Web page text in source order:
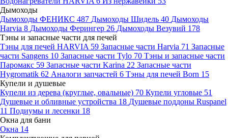
Дымоходы
Дымоходы ФЕНИКС 487 Дымоходы Шидель 40 Дымоходы
Harvia 8 Дымоходы Ферингер 26 Дымоходы Везувий 178
Тэны и запасные части для печей
Тэны для печей HARVIA 59 Запасные части Harvia 71 Запасные
части Sangens 10 Запасные части Tylo 70 Тэны и запасные части
Паромакс 59 Запасные части Karina 22 Запасные части
Hygromatik 62 Аналоги запчастей 6 Тэны для печей Born 15
Купели и душевые
Купели из дерева (круглые, овальные) 70 Купели угловые 51
Душевые и обливные устройства 18 Душевые поддоны Ruspanel
11 Подиумы и лесенки 18
Окна для бани
Окна 14